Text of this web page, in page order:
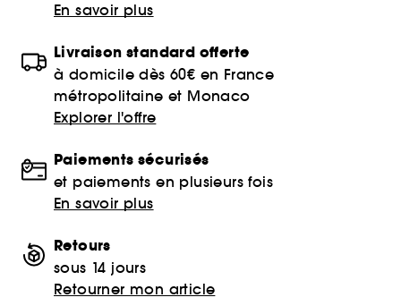
En savoir plus
Livraison standard offerte
à domicile dès 60€ en France
métropolitaine et Monaco
Explorer l'offre
Paiements sécurisés
et paiements en plusieurs fois
En savoir plus
Retours
sous 14 jours
Retourner mon article